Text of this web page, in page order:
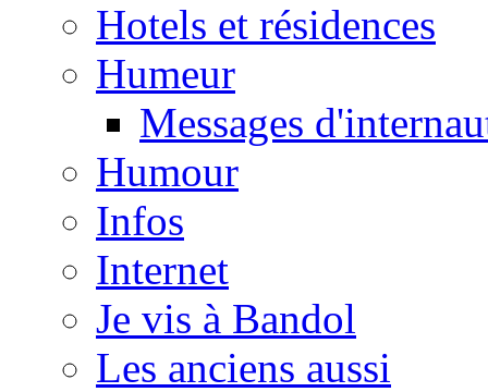
Hotels et résidences
Humeur
Messages
Humour
Infos
Internet
Je vis à Bandol
Les anciens aussi